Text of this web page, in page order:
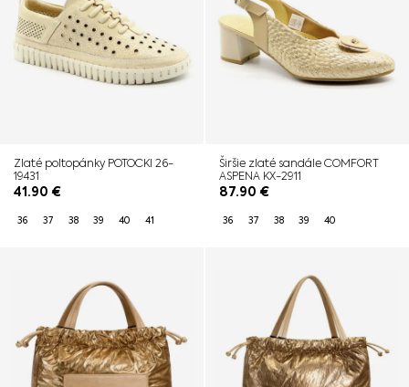
Zlaté poltopánky POTOCKI 26-
19431
41.90 €
36 37 38 39 40 41
Širšie zlaté sandále COMFORT
ASPENA KX-2911
87.90 €
36 37 38 39 40